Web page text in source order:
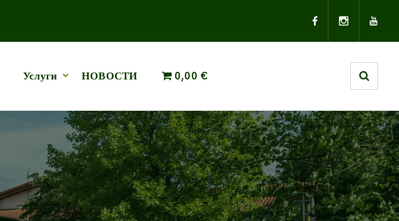
Услуги НОВОСТИ 0,00 €